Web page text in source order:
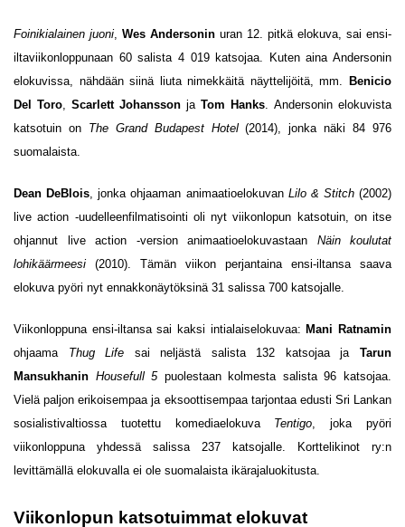
Foinikialainen juoni Wes Andersonin uran 12. pitkä elokuva, sai ensi-
iltaviikonloppunaan 60 salista 4 019 katsojaa. Kuten aina Andersonin
elokuvissa, nähdään siinä liuta nimekkäitä näyttelijöitä, mm.
Benicio
Del Toro
Scarlett Johansson ja Tom Hanks . Andersonin elokuvista
katsotuin on The Grand Budapest Hotel(2014), jonka näki 84 976
suomalaista.
Dean DeBlois , jonka ohjaaman animaatioelokuvan Lilo & Stitch(2002)
live action -uudelleenfilmatisointi oli nyt viikonlopun katsotuin, on itse
ohjannut live action -version animaatioelokuvastaan Näin koulutat
lohikäärmeesi (2010). Tämän viikon perjantaina ensi-iltansa saava
elokuva pyöri nyt ennakkonäytöksinä 31 salissa 700 katsojalle.
Viikonloppuna ensi-iltansa sai kaksi intialaiselokuvaa: Mani Ratnamin
ohjaama Thug Life sai neljästä salista 132 katsojaa jaTarun
Mansukhanin Housefull 5puolestaan kolmesta salista 96 katsojaa.
Vielä paljon erikoisempaa ja eksoottisempaa tarjontaa edusti Sri Lankan
sosialistivaltiossa tuotettu komediaelokuva Tentigo , joka pyöri
viikonloppuna yhdessä salissa 237 katsojalle. Korttelikinot ry:n
levittämällä elokuvalla ei ole suomalaista ikärajaluokitusta.
Viikonlopun katsotuimmat elokuvat